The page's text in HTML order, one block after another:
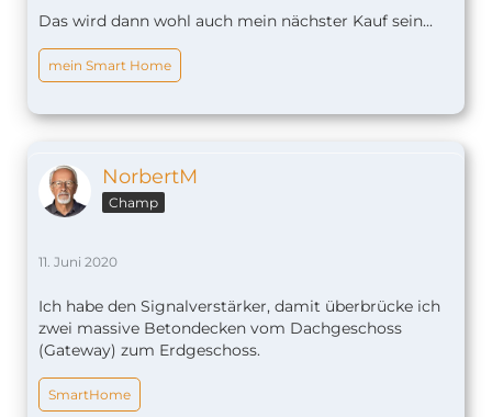
Das wird dann wohl auch mein nächster Kauf sein...
mein Smart Home
NorbertM
Champ
11. Juni 2020
Ich habe den Signalverstärker, damit überbrücke ich
zwei massive Betondecken vom Dachgeschoss
(Gateway) zum Erdgeschoss.
SmartHome